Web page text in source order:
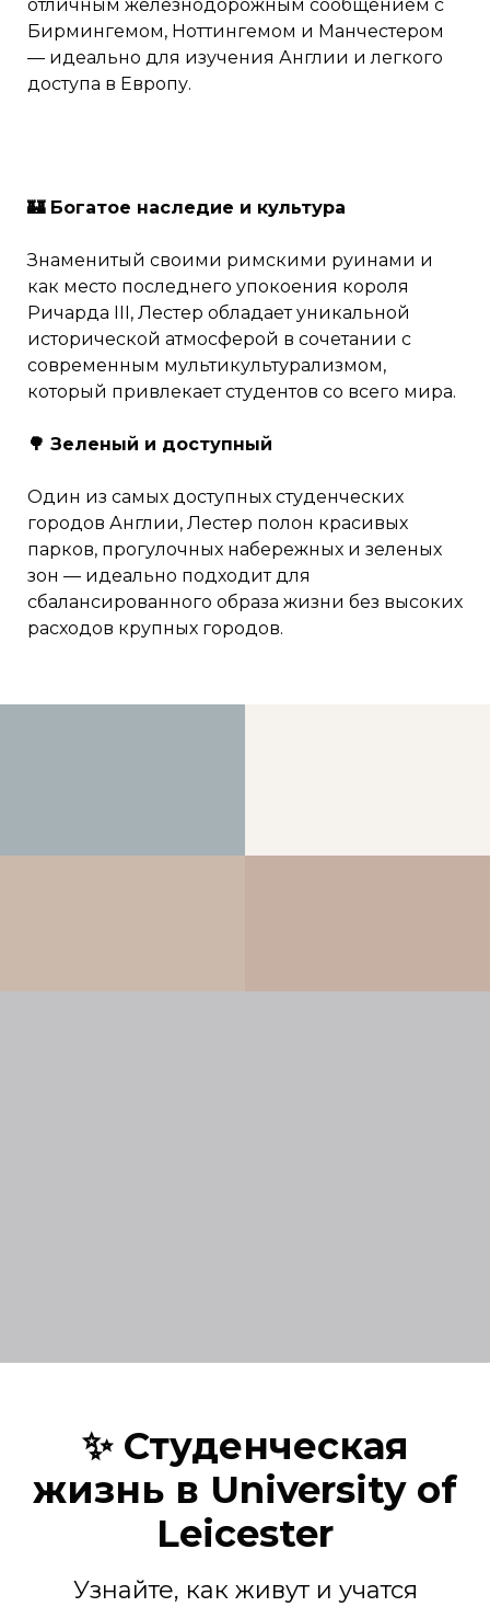
отличным железнодорожным сообщением с
Бирмингемом, Ноттингемом и Манчестером
— идеально для изучения Англии и легкого
доступа в Европу.
🏰 Богатое наследие и культура
Знаменитый своими римскими руинами и
как место последнего упокоения короля
Ричарда III, Лестер обладает уникальной
исторической атмосферой в сочетании с
современным мультикультурализмом,
который привлекает студентов со всего мира.
🌳 Зеленый и доступный
Один из самых доступных студенческих
городов Англии, Лестер полон красивых
парков, прогулочных набережных и зеленых
зон — идеально подходит для
сбалансированного образа жизни без высоких
расходов крупных городов.
✨ Студенческая
жизнь в University of
Leicester
Узнайте, как живут и учатся